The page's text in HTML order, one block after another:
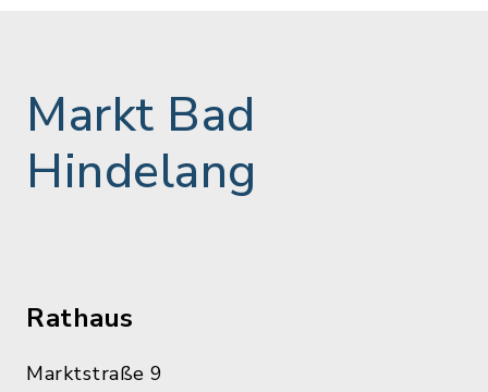
Markt Bad
Hindelang
Rathaus
Marktstraße 9